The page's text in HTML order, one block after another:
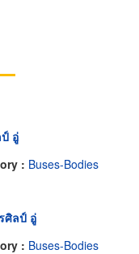
อู่
: Buses-Bodies
ศิลป์ อู่
: Buses-Bodies